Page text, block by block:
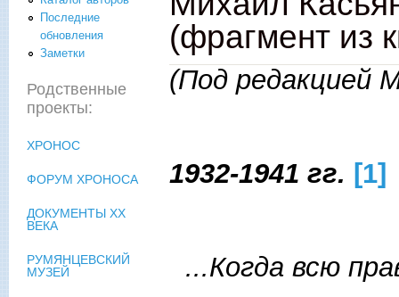
(фрагмент из
(Под редакцией
1932-1941 гг. [1]
...Когда всю
Последние
обновления
Заметки
Родственные
проекты:
ХРОНОС
ФОРУМ ХРОНОСА
ДОКУМЕНТЫ XX
ВЕКА
РУМЯНЦЕВСКИЙ
МУЗЕЙ